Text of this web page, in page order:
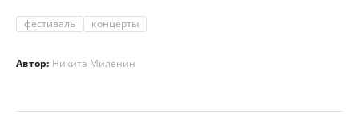
фестиваль концерты
Автор: Никита Миленин